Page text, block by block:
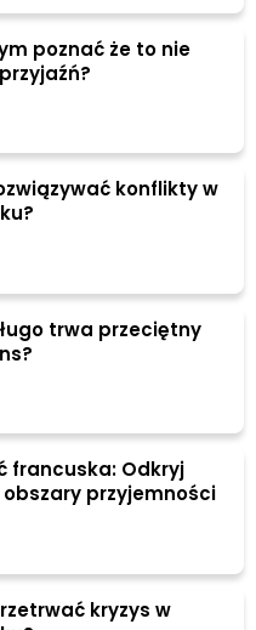
poznać że to nie
konflikty w
trwa przeciętny
francuska: Odkryj
obszary przyjemności
kryzys w